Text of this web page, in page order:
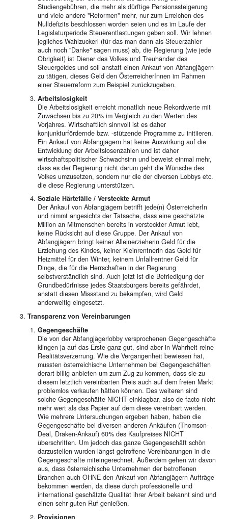
Studiengebühren, die mehr als dürftige Pensionssteigerung
und viele andere "Reformen" mehr, nur zum Erreichen des
Nulldefizits beschlossen worden seien und es im Laufe der
Legislaturperiode Steuerentlastungen geben soll. Wir lehnen
jegliches Wahlzuckerl (für das man dann als Steuerzahler
auch noch "Danke" sagen muss) ab, die Regierung (wie jede
Obrigkeit) ist Diener des Volkes und Treuhänder des
Steuergeldes und soll anstatt einen Ankauf von Abfangjägern
zu tätigen, dieses Geld den ÖsterreicherInnen im Rahmen
einer Steuerreform zum Beispiel zurückzugeben.
Arbeitslosigkeit
Die Arbeitslosigkeit erreicht monatlich neue Rekordwerte mit
Zuwächsen bis zu 20% im Vergleich zu den Werten des
Vorjahres. Wirtschaftlich sinnvoll ist es daher
konjunkturfördernde bzw. -stützende Programme zu initiieren.
Ein Ankauf von Abfangjägern hat keine Auswirkung auf die
Entwicklung der Arbeitslosenzahlen und ist daher
wirtschaftspolitischer Schwachsinn und beweist einmal mehr,
dass es der Regierung nicht darum geht die Wünsche des
Volkes umzusetzen, sondern nur die der diversen Lobbys etc.
die diese Regierung unterstützen.
Soziale Härtefälle / Versteckte Armut
Der Ankauf von Abfangjägern betrifft jede(n) ÖsterreicherIn
und nimmt angesichts der Tatsache, dass eine geschätzte
Million an Mitmenschen bereits in versteckter Armut lebt,
keine Rücksicht auf diese Gruppe. Der Ankauf von
Abfangjägern bringt keiner Alleinerzieherin Geld für die
Erziehung des Kindes, keiner Kleinrentnerin das Geld für
Heizmittel für den Winter, keinem Unfallrentner Geld für
Dinge, die für die Herrschaften in der Regierung
selbstverständlich sind. Auch jetzt ist die Befriedigung der
Grundbedürfnisse jedes Staatsbürgers bereits gefährdet,
anstatt diesen Missstand zu bekämpfen, wird Geld
anderweitig eingesetzt.
Transparenz von Vereinbarungen
Gegengeschäfte
Die von der Abfangjägerlobby versprochenen Gegengeschäfte
klingen ja auf das Erste ganz gut, sind aber in Wahrheit reine
Realitätsverzerrung. Wie die Vergangenheit bewiesen hat,
mussten österreichische Unternehmen bei Gegengeschäften
derart billig anbieten um zum Zug zu kommen, dass sie zu
diesem letztlich vereinbarten Preis auch auf dem freien Markt
problemlos verkaufen hätten können. Des weiteren sind
solche Gegengeschäfte NICHT einklagbar, also de facto nicht
mehr wert als das Papier auf dem diese vereinbart werden.
Wie mehrere Untersuchungen ergeben haben, haben die
Gegengeschäfte bei diversen anderen Ankäufen (Thomson-
Deal, Draken-Ankauf) 60% des Kaufpreises NICHT
überschritten. Um jedoch das ganze Gegengeschäft schön
darzustellen wurden längst getroffene Vereinbarungen in die
Gegengeschäfte miteingerechnet. Außerdem gehen wir davon
aus, dass österreichische Unternehmen der betroffenen
Branchen auch OHNE den Ankauf von Abfangjägern Aufträge
bekommen werden, da diese durch professionelle und
international geschätzte Qualität ihrer Arbeit bekannt sind und
einen sehr guten Ruf genießen.
Provisionen